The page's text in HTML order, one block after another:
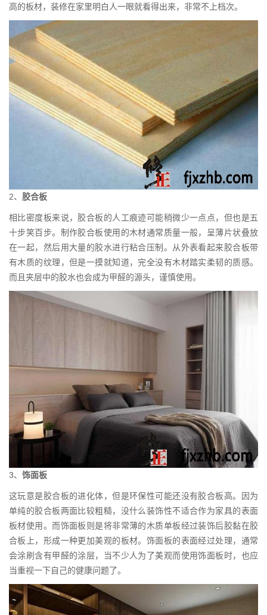
高的板材，装修在家里明白人一眼就看得出来，非常不上档次。
2、 胶合板
相比密度板来说，胶合板的人工痕迹可能稍微少一点点，但也是五
十步笑百步。制作胶合板使用的木材通常质量一般，呈薄片状叠放
在一起，然后用大量的胶水进行粘合压制。从外表看起来胶合板带
有木质的纹理，但是一摸就知道，完全没有木材踏实柔韧的质感。
而且夹层中的胶水也会成为甲醛的源头，谨慎使用。
3、 饰面板
这玩意是胶合板的进化体，但是环保性可能还没有胶合板高。因为
单纯的胶合板两面比较粗糙，没什么装饰性不适合作为家具的表面
板材使用。而饰面板则是将非常薄的木质单板经过装饰后胶黏在胶
合板上，形成一种更加美观的板材。饰面板的表面经过处理，通常
会涂刷含有甲醛的涂层，当不少人为了美观而使用饰面板时，也应
当重视一下自己的健康问题了。